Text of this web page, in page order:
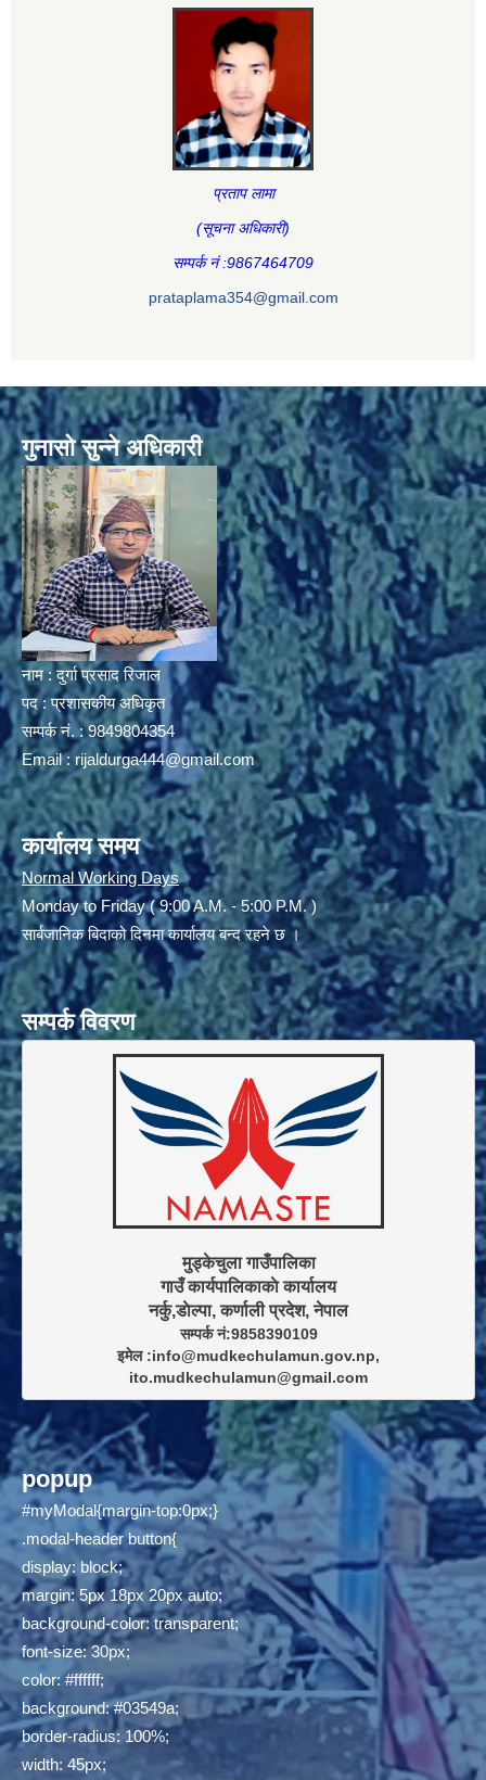
प्रताप लामा
(सूचना अधिकारी)
सम्पर्क नं :9867464709
prataplama354@gmail.com
गुनासो सुन्ने अधिकारी
नाम : दुर्गा प्रसाद रिजाल
पद : प्रशासकीय अधिकृत
सम्पर्क नं. : 9849804354
Email : rijaldurga444@gmail.com
कार्यालय समय
Normal Working Days
Monday to Friday ( 9:00 A.M. - 5:00 P.M. )
सार्बजानिक बिदाको दिनमा कार्यालय बन्द रहने छ ।
सम्पर्क विवरण
मुड्केचुला गाउँपालिका
गाउँ कार्यपालिकाकाे कार्यालय
सम्पर्क नं:9858390109
इमेल :info@mudkechulamun.gov.np,
ito.mudkechulamun@gmail.com
popup
#myModal{margin-top:0px;}
.modal-header button{
display: block;
margin: 5px 18px 20px auto;
background-color: transparent;
font-size: 30px;
color: #ffffff;
background: #03549a;
border-radius: 100%;
width: 45px;